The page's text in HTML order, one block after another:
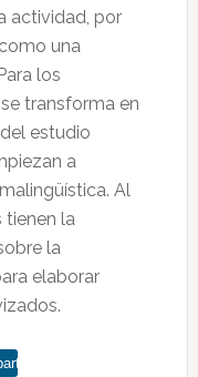
actividad, por
una
los
transforma en
estudio
a
Al
tienen la
la
elaborar